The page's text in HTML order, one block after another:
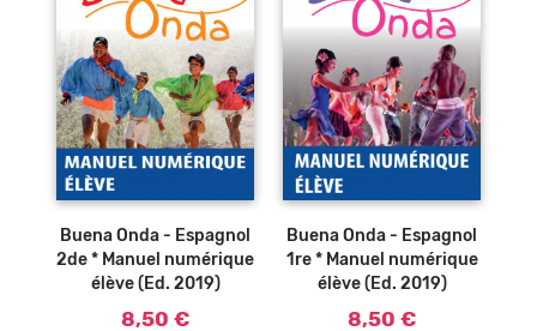
Ajouter au
Buena Onda - Espagnol
2de * Manuel numérique
élève (Ed. 2019)
8,50 €
Ajouter au
Buena Onda - Espagnol
1re * Manuel numérique
élève (Ed. 2019)
8,50 €